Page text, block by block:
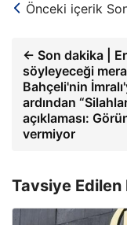
Önceki içerik
← Son dakika |
söyleyeceği
Bahçeli'nin
ardından
açıklaması:
vermiyor
Tavsiye Edilen